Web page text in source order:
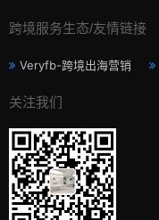
跨境服务生态/友情链接
Veryfb-跨境出海营销
关注我们